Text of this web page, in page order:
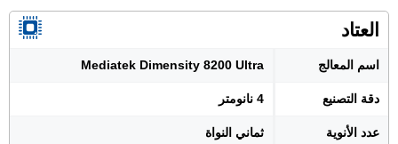
العتاد
اسم المعالج Mediatek Dimensity 8200 Ultra
دقة التصنيع 4 نانومتر
عدد الأنوية ثماني النواة